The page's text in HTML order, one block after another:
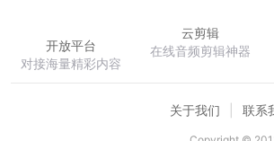
开放平台
对接海量精彩内容
云剪辑
在线音频剪辑神器
关于我们 联系